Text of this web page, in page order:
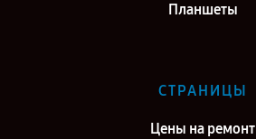
Планшеты
СТРАНИЦЫ
Цены на ремонт